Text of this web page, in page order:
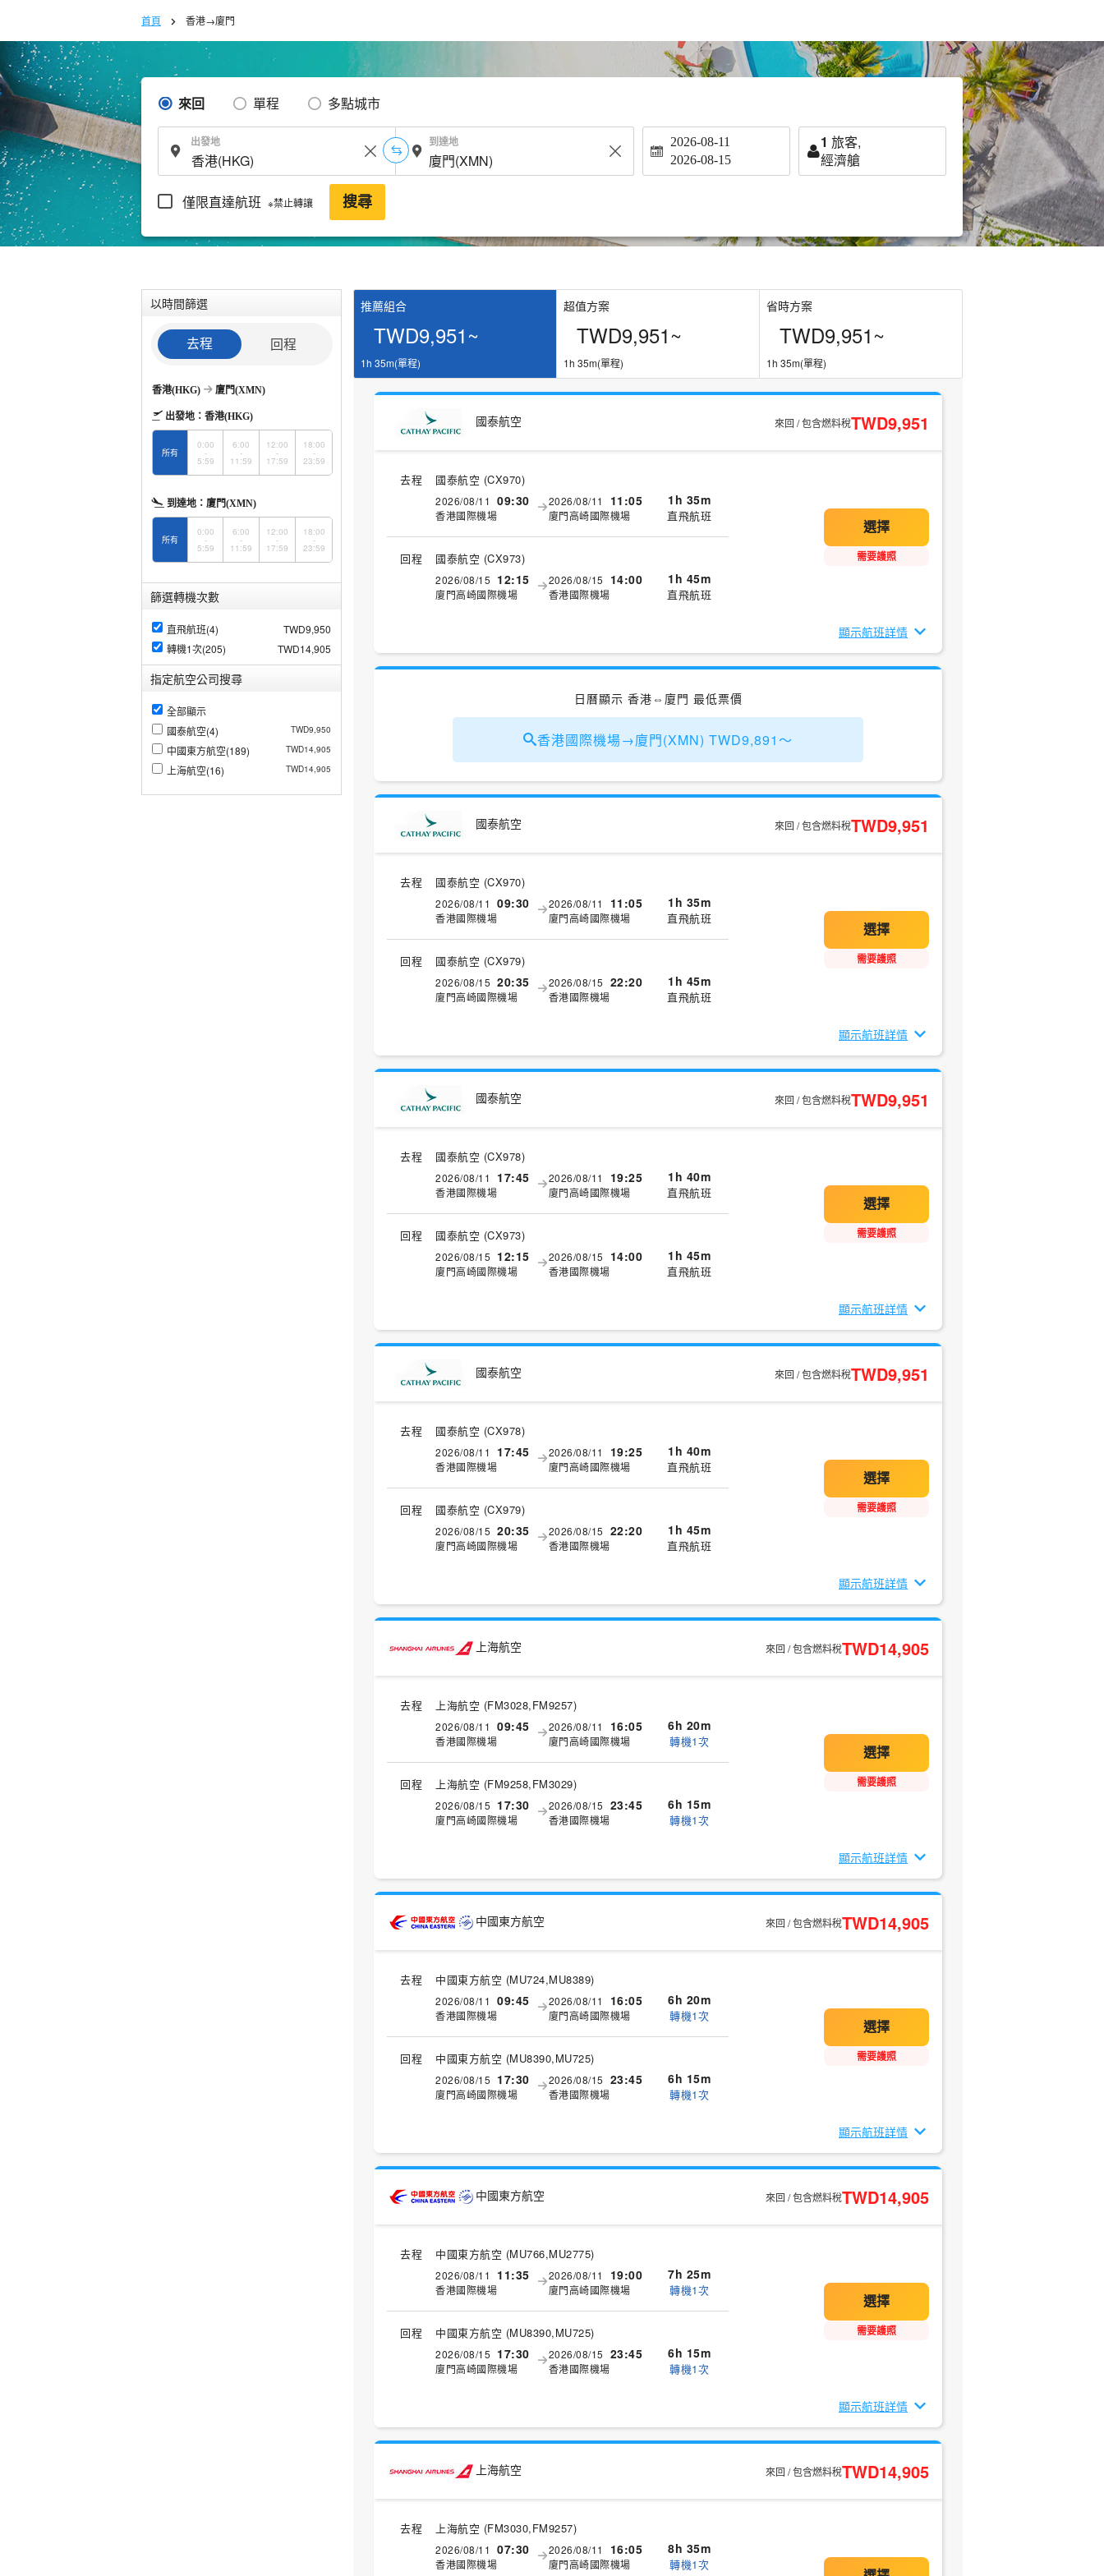
首頁 香港→廈門
來回 單程 多點城市
出發地 到達地 2026-08-11
2026-08-15
1 旅客,
經濟艙
僅限直達航班 ※禁止轉讓 搜尋
以時間篩選
去程 回程
香港(HKG) 廈門(XMN)
出發地： 香港(HKG)
所有
0:00
-
5:59
6:00
-
11:59
12:00
-
17:59
18:00
-
23:59
到達地： 廈門(XMN)
所有
0:00
-
5:59
6:00
-
11:59
12:00
-
17:59
18:00
-
23:59
篩選轉機次數
直飛航班(4)
TWD9,950
轉機1次(205)
TWD14,905
指定航空公司搜尋
全部顯示
國泰航空(4)
TWD9,950
中國東方航空(189) TWD14,905
上海航空(16) TWD14,905
推薦組合
TWD9,951~
1h 35m(單程)
超值方案
TWD9,951~
1h 35m(單程)
省時方案
TWD9,951~
1h 35m(單程)
國泰航空 來回 / 包含燃料稅TWD9,951
去程 國泰航空 (CX970)
2026/08/11 09:30
香港國際機場
2026/08/11 11:05
廈門高崎國際機場
1h 35m
直飛航班
回程 國泰航空 (CX973)
2026/08/15 12:15
廈門高崎國際機場
2026/08/15 14:00
香港國際機場
1h 45m
直飛航班
需要護照
顯示航班詳情
日曆顯示 香港⇔廈門 最低票價
香港國際機場→廈門(XMN) TWD9,891～
國泰航空 來回 / 包含燃料稅TWD9,951
去程 國泰航空 (CX970)
2026/08/11 09:30
香港國際機場
2026/08/11 11:05
廈門高崎國際機場
1h 35m
直飛航班
回程 國泰航空 (CX979)
2026/08/15 20:35
廈門高崎國際機場
2026/08/15 22:20
香港國際機場
1h 45m
直飛航班
需要護照
顯示航班詳情
國泰航空 來回 / 包含燃料稅TWD9,951
去程 國泰航空 (CX978)
2026/08/11 17:45
香港國際機場
2026/08/11 19:25
廈門高崎國際機場
1h 40m
直飛航班
回程 國泰航空 (CX973)
2026/08/15 12:15
廈門高崎國際機場
2026/08/15 14:00
香港國際機場
1h 45m
直飛航班
需要護照
顯示航班詳情
國泰航空 來回 / 包含燃料稅TWD9,951
去程 國泰航空 (CX978)
2026/08/11 17:45
香港國際機場
2026/08/11 19:25
廈門高崎國際機場
1h 40m
直飛航班
回程 國泰航空 (CX979)
2026/08/15 20:35
廈門高崎國際機場
2026/08/15 22:20
香港國際機場
1h 45m
直飛航班
需要護照
顯示航班詳情
上海航空 來回 / 包含燃料稅TWD14,905
去程 上海航空 (FM3028,FM9257)
2026/08/11 09:45
香港國際機場
2026/08/11 16:05
廈門高崎國際機場
6h 20m
轉機1次
回程 上海航空 (FM9258,FM3029)
2026/08/15 17:30
廈門高崎國際機場
2026/08/15 23:45
香港國際機場
6h 15m
轉機1次
需要護照
顯示航班詳情
中國東方航空 來回 / 包含燃料稅TWD14,905
去程 中國東方航空 (MU724,MU8389)
2026/08/11 09:45
香港國際機場
2026/08/11 16:05
廈門高崎國際機場
6h 20m
轉機1次
回程 中國東方航空 (MU8390,MU725)
2026/08/15 17:30
廈門高崎國際機場
2026/08/15 23:45
香港國際機場
6h 15m
轉機1次
需要護照
顯示航班詳情
中國東方航空 來回 / 包含燃料稅TWD14,905
去程 中國東方航空 (MU766,MU2775)
2026/08/11 11:35
香港國際機場
2026/08/11 19:00
廈門高崎國際機場
7h 25m
轉機1次
回程 中國東方航空 (MU8390,MU725)
2026/08/15 17:30
廈門高崎國際機場
2026/08/15 23:45
香港國際機場
6h 15m
轉機1次
需要護照
顯示航班詳情
上海航空 來回 / 包含燃料稅TWD14,905
去程 上海航空 (FM3030,FM9257)
2026/08/11 07:30
香港國際機場
2026/08/11 16:05
廈門高崎國際機場
8h 35m
轉機1次